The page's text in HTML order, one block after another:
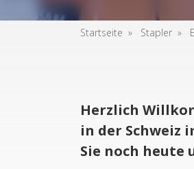
Start­sei­te Stap­ler
Herz­lich
in der Schweiz
Sie noch heute